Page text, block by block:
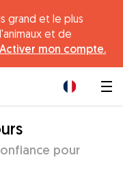
grand et le plus
et de
Activer mon compte.
pour